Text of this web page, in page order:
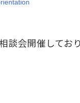
談会開催してお